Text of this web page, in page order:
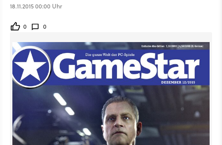
18.11.2015 00:00 Uhr
0 0